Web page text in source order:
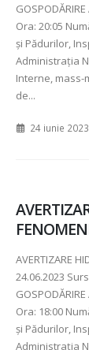
Ora: 20:05
şi Pădurilor,
Administraţia
Interne, mass-
de...
24 iunie 2023
AVERTIZARE
24.06.2023
Ora: 18:00
şi Pădurilor,
Administraţia